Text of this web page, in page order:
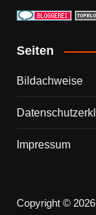
Seiten
Bildachweise
Impressum
Copyright ©